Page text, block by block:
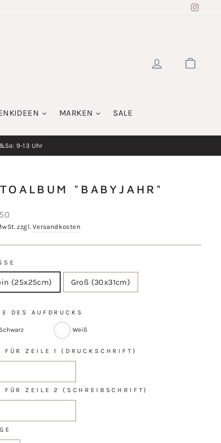
MARKEN SALE
9-13 Uhr
"BABYJAHR"
zzgl. Versandkosten
(25x25cm) Groß (30x31cm)
DES AUFDRUCKS
Schwarz Weiß
FÜR ZEILE 1 (DRUCKSCHRIFT)
FÜR ZEILE 2 (SCHREIBSCHRIFT)